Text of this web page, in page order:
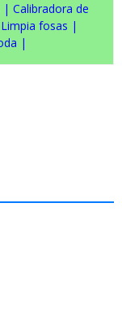
| Calibradora de
Limpia fosas |
|